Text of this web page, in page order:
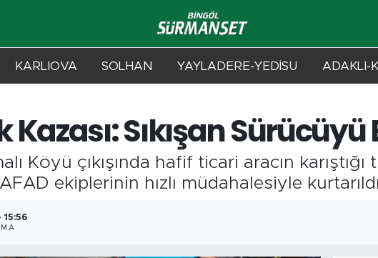
KARLIOVA SOLHAN YAYLADERE-YEDİSU ADAKLI-
Kazası: Sıkışan
Köyü çıkışında hafif ticari aracın
ekiplerinin hızlı müdahalesiyle kurtarıldı
15:56